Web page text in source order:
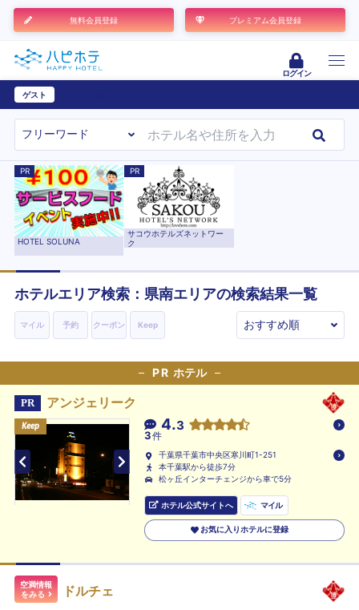
無料会員登録 プレミアム会員登録
ログイン
ゲスト
PR
HOTEL SOLUNA
PR
サコウホテルズネットワー
ク
ホテルエリア検索：県南エリアの検索結果一覧
マイル 予約 クーポン Keep
PR ホテル
PR アンジェリーク
Keep Keep 4.3
3件
千葉県千葉市中央区寒川町1-251
本千葉駅から徒歩7分
松ヶ丘インターチェンジから車で5分
ホテル公式サイトへ マイル
お気に入りホテルに登録
空満情報
をみる
ドルチェ